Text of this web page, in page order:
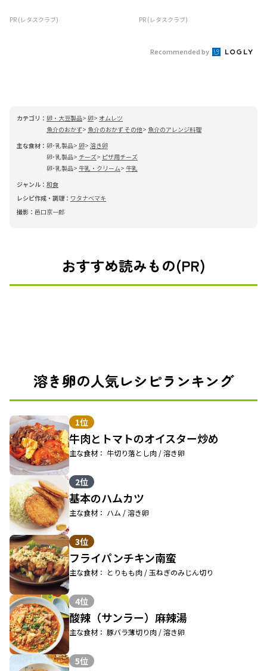
PR (レタスクラブ) PR (レタスクラブ)
Recommended by
カテゴリ： 卵・大豆製品 卵 オムレツ
魚介のおかず
魚介のおかず その他
魚介のアレンジ料理
主な食材： 卵･乳製品 卵 溶き卵
卵･乳製品
チーズ
ピザ用チーズ
卵･乳製品 牛乳・クリーム 牛乳
ジャンル： 和食
レシピ作成・調理： ワタナベマキ
撮影： 邑口京一郎
おすすめ読みもの(PR)
溶き卵の人気レシピランキング
1位
牛肉とトマトのオイスター炒め
主な食材： 牛切り落とし肉 / 溶き卵
2位
基本のハムカツ
主な食材： ハム / 溶き卵
3位
フライパンチキン南蛮
主な食材： とりもも肉 / 玉ねぎのみじん切り
4位
酸辣（サンラー）麻辣湯
主な食材： 豚バラ薄切り肉 / 溶き卵
5位